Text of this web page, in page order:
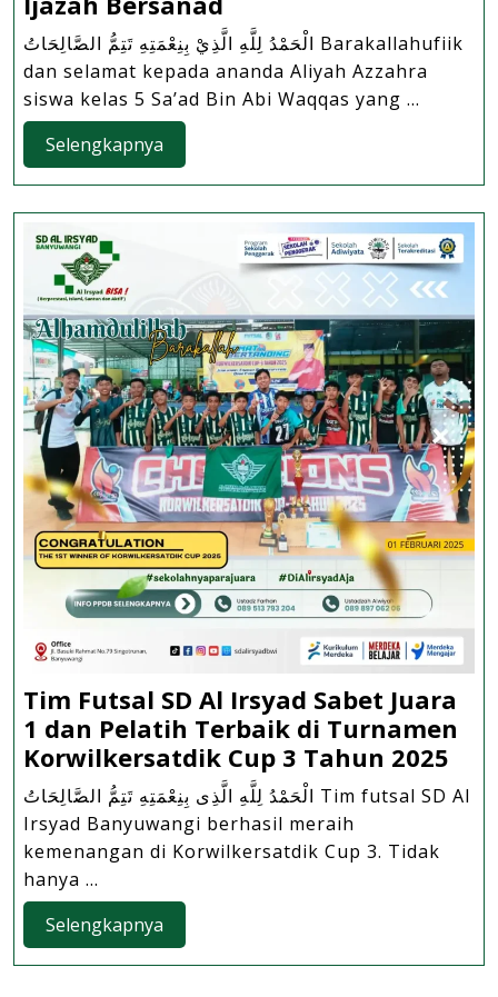
Membanggakan
:
Mutqin
Matan
Kitab
Tuhfatul
Athfal,
Ijazah Bersanad
الْحَمْدُ لِلَّهِ الَّذِيْ بِنِعْمَتِهِ تَتِمُّ الصَّالِحَاتُ Barakallahufiik
dan selamat kepada ananda Aliyah Azzahra
siswa kelas 5 Sa’ad Bin Abi Waqqas yang ...
Selengkapnya
Tim Futsal SD Al Irsyad Sabet Juara
1 dan Pelatih Terbaik di Turnamen
Korwilkersatdik Cup 3 Tahun 2025
SD
1
الْحَمْدُ لِلَّهِ الَّذِى بِنِعْمَتِهِ تَتِمُّ الصَّالِحَاتُ Tim futsal SD Al
Irsyad Banyuwangi berhasil meraih
kemenangan di Korwilkersatdik Cup 3. Tidak
hanya ...
Selengkapnya